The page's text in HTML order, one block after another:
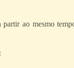
ao mesmo